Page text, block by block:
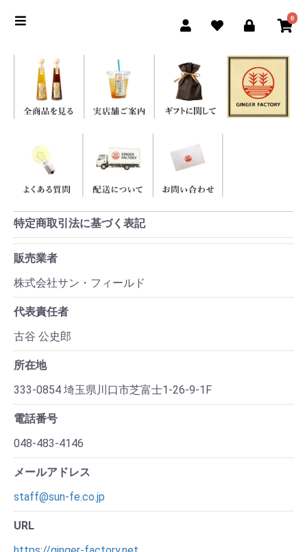
0
特定商取引法に基づく表記
販売業者
株式会社サン・フィールド
代表責任者
古谷 公史郎
所在地
333-0854 埼玉県川口市芝富士1-26-9-1F
電話番号
048-483-4146
メールアドレス
staff@sun-fe.co.jp
URL